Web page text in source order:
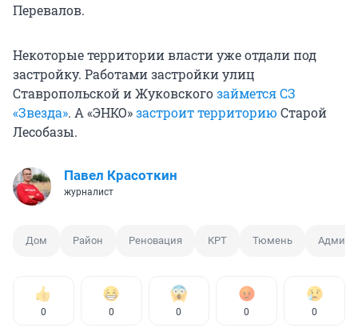
Перевалов.
Некоторые территории власти уже отдали под
застройку. Работами застройки улиц
Ставропольской и Жуковскогозаймется СЗ
«Звезда». А «ЭНКО»застроит территорию Старой
Лесобазы.
Павел Красоткин
журналист
Дом Район Реновация КРТ Тюмень
0 0 0 0 0